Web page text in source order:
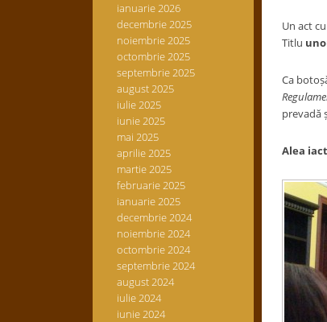
ianuarie 2026
decembrie 2025
noiembrie 2025
octombrie 2025
septembrie 2025
august 2025
iulie 2025
iunie 2025
mai 2025
aprilie 2025
martie 2025
februarie 2025
ianuarie 2025
decembrie 2024
noiembrie 2024
octombrie 2024
septembrie 2024
august 2024
iulie 2024
iunie 2024
Un act
Titlu
Ca
prevadă
Alea